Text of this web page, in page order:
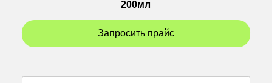
200мл
Запросить прайс